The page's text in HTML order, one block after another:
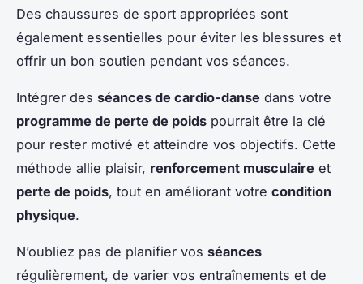
Des chaussures de sport appropriées sont
également essentielles pour éviter les blessures et
offrir un bon soutien pendant vos séances.
Intégrer des séances de cardio-danse dans votre
programme de perte de poids pourrait être la clé
pour rester motivé et atteindre vos objectifs. Cette
méthode allie plaisir, renforcement musculaire et
perte de poids, tout en améliorant votre condition
physique.
N’oubliez pas de planifier vos séances
régulièrement, de varier vos entraînements et de